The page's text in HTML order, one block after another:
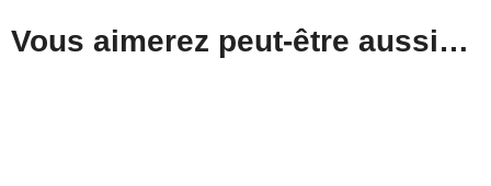
Vous aimerez peut-être aussi…